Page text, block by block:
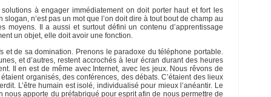
à engager immédiatement on doit porter haut et fort les
n’est pas un mot que l’on doit dire à tout bout de champ au
Il a aussi et surtout défini un contenu d’apprentissage
un objet, elle doit avoir une fonction.
de sa domination. Prenons le paradoxe du téléphone portable.
et d’autres, restent accrochés à leur écran durant des heures
Il en est de même avec Internet, avec les jeux. Nous rêvons de
organisés, des conférences, des débats. C’étaient des lieux
L’être humain est isolé, individualisé pour mieux l’anéantir. Le
apporte du préfabriqué pour esprit afin de nous permettre de